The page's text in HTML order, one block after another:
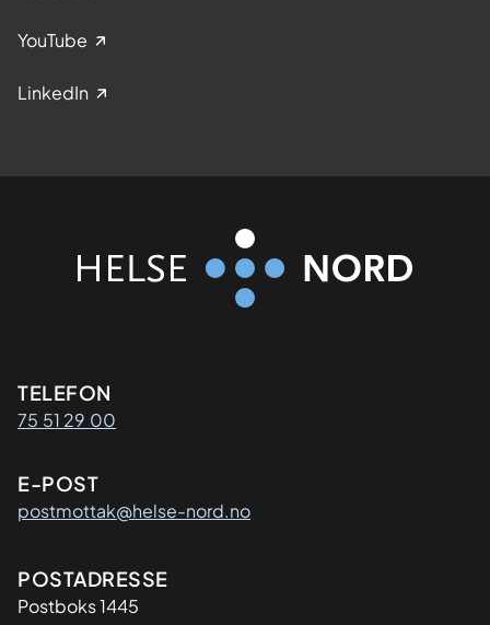
YouTube
LinkedIn
Kontaktinformasjon
TELEFON
75 51 29 00
E-POST
postmottak@helse-nord.no
Adresse
POSTADRESSE
Postboks 1445